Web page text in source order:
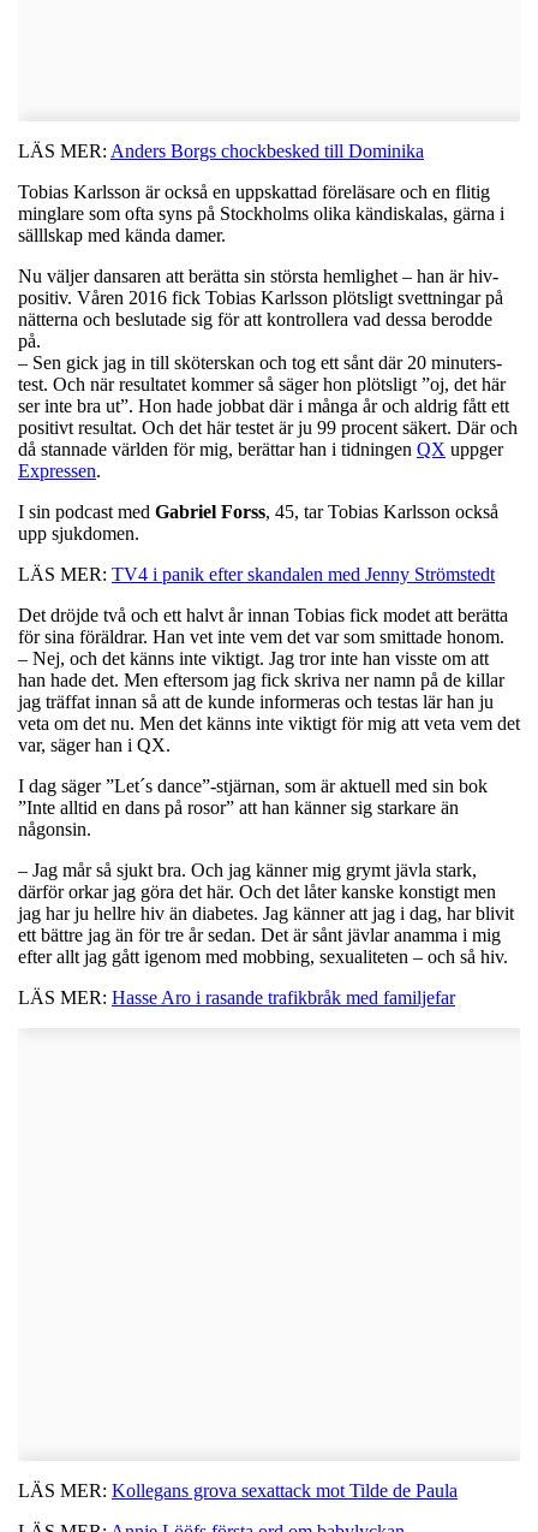
LÄS MER: Anders Borgs chockbesked till Dominika
Tobias Karlsson är också en uppskattad föreläsare och en flitig
minglare som ofta syns på Stockholms olika kändiskalas, gärna i
sälllskap med kända damer.
Nu väljer dansaren att berätta sin största hemlighet – han är hiv-
positiv. Våren 2016 fick Tobias Karlsson plötsligt svettningar på
nätterna och beslutade sig för att kontrollera vad dessa berodde
på.
– Sen gick jag in till sköterskan och tog ett sånt där 20 minuters-
test. Och när resultatet kommer så säger hon plötsligt ”oj, det här
ser inte bra ut”. Hon hade jobbat där i många år och aldrig fått ett
positivt resultat. Och det här testet är ju 99 procent säkert. Där och
då stannade världen för mig, berättar han i tidningen QX uppger
Expressen.
I sin podcast med Gabriel Forss, 45, tar Tobias Karlsson också
upp sjukdomen.
LÄS MER: TV4 i panik efter skandalen med Jenny Strömstedt
Det dröjde två och ett halvt år innan Tobias fick modet att berätta
för sina föräldrar. Han vet inte vem det var som smittade honom.
– Nej, och det känns inte viktigt. Jag tror inte han visste om att
han hade det. Men eftersom jag fick skriva ner namn på de killar
jag träffat innan så att de kunde informeras och testas lär han ju
veta om det nu. Men det känns inte viktigt för mig att veta vem det
var, säger han i QX.
I dag säger ”Let´s dance”-stjärnan, som är aktuell med sin bok
”Inte alltid en dans på rosor” att han känner sig starkare än
någonsin.
– Jag mår så sjukt bra. Och jag känner mig grymt jävla stark,
därför orkar jag göra det här. Och det låter kanske konstigt men
jag har ju hellre hiv än diabetes. Jag känner att jag i dag, har blivit
ett bättre jag än för tre år sedan. Det är sånt jävlar anamma i mig
efter allt jag gått igenom med mobbing, sexualiteten – och så hiv.
LÄS MER: Hasse Aro i rasande trafikbråk med familjefar
LÄS MER: Kollegans grova sexattack mot Tilde de Paula